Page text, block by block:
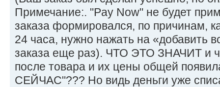
Примечание:. "Pay Now" не будет
заказа формировался, по причинам,
24 часа, нужно нажать на «добавить
заказа еще раз). ЧТО ЭТО ЗНАЧИТ и
после товара и их цены общей
СЕЙЧАС"??? Но видь деньги уже